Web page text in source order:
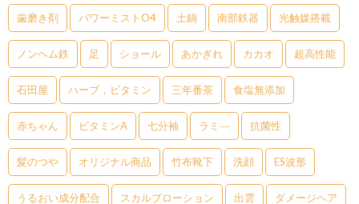
歯磨き剤 パワーミストO4 土鍋 南部鉄器 光触媒搭載
ノンヘム鉄 足 ショール あかぎれ カカオ 超高性能
石田屋 ハーブ，ビタミン 三年番茶 食塩無添加
赤ちゃん ビタミンA 七分袖 ラミ― 抗菌性
髪のつや オリジナル商品 竹布靴下 洗顔 ES波形
うるおい成分配合 スカルプローション 出雲 ダメージヘア